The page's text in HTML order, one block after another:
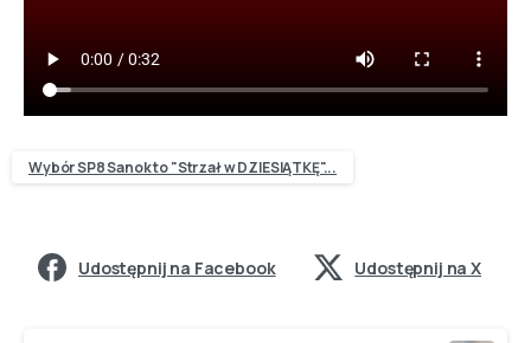
Wybór SP8 Sanok to "Strzał w DZIESIĄTKĘ"...
Udostępnij na Facebook Udostępnij na X